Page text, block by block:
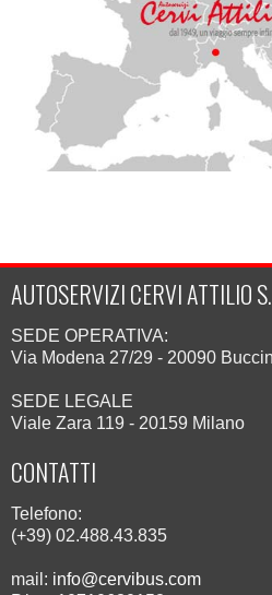
AUTOSERVIZI CERVI ATTILIO
SEDE OPERATIVA:
Via Modena 27/29 - 20090
SEDE LEGALE
Viale Zara 119 - 20159 Milano
CONTATTI
Telefono:
(+39) 02.488.43.835
mail: info@cervibus.com